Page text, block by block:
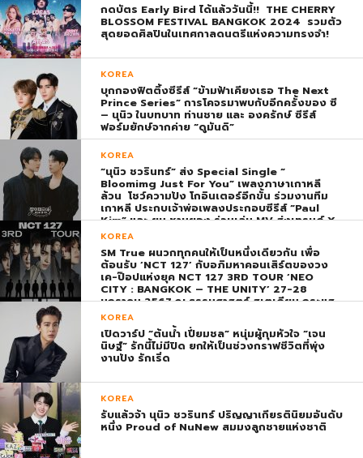
กดบัตร Early Bird ได้แล้ววันนี้!! THE CHERRY
BLOSSOM FESTIVAL BANGKOK 2024 รวมตัว
สุดยอดศิลปินในเทศกาลดนตรีแห่งความทรงจำ!
KOREA
บุกกองฟิตติ้งซีรีส์ “ข้ามฟ้าเคียงเธอ The Next
Prince Series” การโคจรมาพบกับอีกครั้งของ ซี
– นุนิว ในบทบาท ท่านชาย และ องครักษ์ ซีรีส์
ฟอร์มยักษ์จากค่าย “ดูมันดิ”
KOREA
“นุนิว ชวรินทร์” ส่ง Special Single “
Bloomimg Just For You” เพลงภาษาเกาหลี
ล้วน โชว์ความปัง โกอินเตอร์อีกขั้น ร่วมงานทีม
เกาหลี ประกบเจ้าพ่อเพลงประกอบซีรีส์ “Paul
Kim” และ ยุน ชานยอง ร่วมเล่น MV ส่งเทรนด์ X
พุ่ง ติดอันดับ 1 โลก
KOREA
SM True ผนวกทุกคนให้เป็นหนึ่งเดียวกัน เพื่อ
ต้อนรับ ‘NCT 127’ กับอภิมหาคอนเสิร์ตของวง
เค-ป๊อปแห่งยุค NCT 127 3RD TOUR ‘NEO
CITY : BANGKOK – THE UNITY’ 27-28
มกราคม 2567 ณ ธรรมศาสตร์ สเตเดียม กระแส
ตอบรับยิ่งใหญ่สมการรอคอย บัตร SOLD OUT
ทุกที่นั่งทันทีที่เปิดจำหน่าย !
KOREA
เปิดวาร์ป “ต้นน้ำ เปี่ยมชล” หนุ่มผู้กุมหัวใจ “เจน
นิษฐ์” รักนี้ไม่มีปิด ยกให้เป็นช่วงกราฟชีวิตที่พุ่ง
งานปัง รักเริ่ด
KOREA
รับแล้วจ้า นุนิว ชวรินทร์ ปริญญาเกียรตินิยมอันดับ
หนึ่ง Proud of NuNew สมมงลูกชายแห่งชาติ